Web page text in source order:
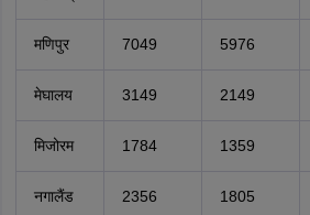
मणिपुर 7049 5976
मेघालय 3149 2149
मिजोरम 1784 1359
नगालैंड 2356 1805